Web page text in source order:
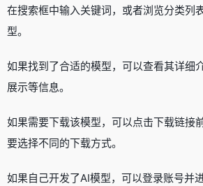
在搜索框中输入关键词，或者浏览分类列
型。
如果找到了合适的模型，可以查看其详细
展示等信息。
如果需要下载该模型，可以点击下载链接
要选择不同的下载方式。
如果自己开发了AI模型，可以登录账号并